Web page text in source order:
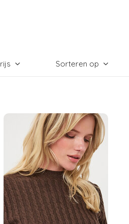
Sorteren op